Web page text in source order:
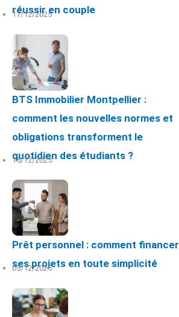
réussir en couple
17/12/2025
BTS Immobilier Montpellier :
comment les nouvelles normes et
obligations transforment le
quotidien des étudiants ?
15/12/2025
Prêt personnel : comment financer
ses projets en toute simplicité
05/12/2025